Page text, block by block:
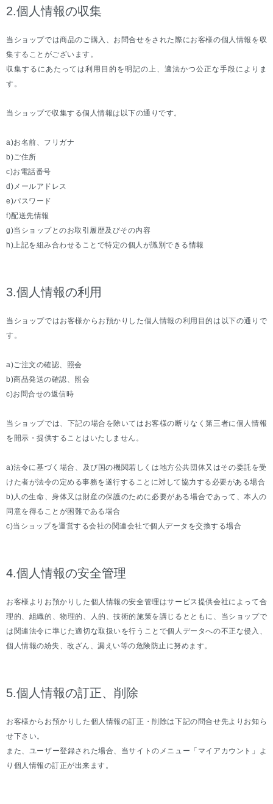
2.個人情報の収集
当ショップでは商品のご購入、お問合せをされた際にお客様の個人情報を収
集することがございます。
収集するにあたっては利用目的を明記の上、適法かつ公正な手段によりま
す。
当ショップで収集する個人情報は以下の通りです。
a)お名前、フリガナ
b)ご住所
c)お電話番号
d)メールアドレス
e)パスワード
f)配送先情報
g)当ショップとのお取引履歴及びその内容
h)上記を組み合わせることで特定の個人が識別できる情報
3.個人情報の利用
当ショップではお客様からお預かりした個人情報の利用目的は以下の通りで
す。
a)ご注文の確認、照会
b)商品発送の確認、照会
c)お問合せの返信時
当ショップでは、下記の場合を除いてはお客様の断りなく第三者に個人情報
を開示・提供することはいたしません。
a)法令に基づく場合、及び国の機関若しくは地方公共団体又はその委託を受
けた者が法令の定める事務を遂行することに対して協力する必要がある場合
b)人の生命、身体又は財産の保護のために必要がある場合であって、本人の
同意を得ることが困難である場合
c)当ショップを運営する会社の関連会社で個人データを交換する場合
4.個人情報の安全管理
お客様よりお預かりした個人情報の安全管理はサービス提供会社によって合
理的、組織的、物理的、人的、技術的施策を講じるとともに、当ショップで
は関連法令に準じた適切な取扱いを行うことで個人データへの不正な侵入、
個人情報の紛失、改ざん、漏えい等の危険防止に努めます。
5.個人情報の訂正、削除
お客様からお預かりした個人情報の訂正・削除は下記の問合せ先よりお知ら
せ下さい。
また、ユーザー登録された場合、当サイトのメニュー「マイアカウント」よ
り個人情報の訂正が出来ます。